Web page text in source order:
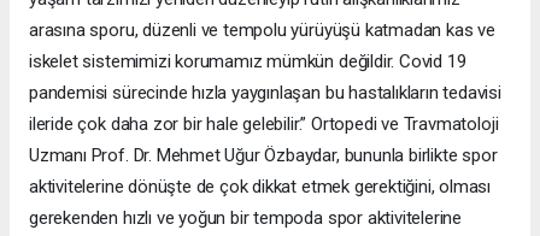
arasına sporu, düzenli ve tempolu yürüyüşü katmadan kas ve
iskelet sistemimizi korumamız mümkün değildir. Covid 19
pandemisi sürecinde hızla yaygınlaşan bu hastalıkların tedavisi
ileride çok daha zor bir hale gelebilir.” Ortopedi ve Travmatoloji
Uzmanı Prof. Dr. Mehmet Uğur Özbaydar, bununla birlikte spor
aktivitelerine dönüşte de çok dikkat etmek gerektiğini, olması
gerekenden hızlı ve yoğun bir tempoda spor aktivitelerine